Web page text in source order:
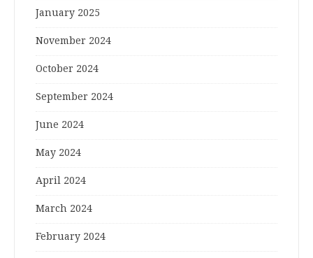
January 2025
November 2024
October 2024
September 2024
June 2024
May 2024
April 2024
March 2024
February 2024